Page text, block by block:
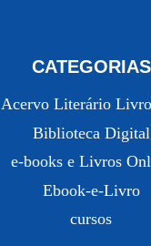
CATEGORIAS
Acervo Literário
Biblioteca Digital
e-books e Livros
Ebook-e-Livro
cursos